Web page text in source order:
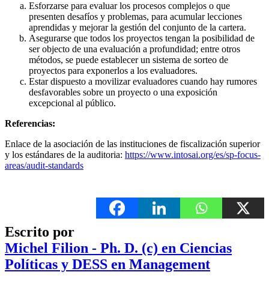
Esforzarse para evaluar los procesos complejos o que
presenten desafíos y problemas, para acumular lecciones
aprendidas y mejorar la gestión del conjunto de la cartera.
Asegurarse que todos los proyectos tengan la posibilidad de
ser objecto de una evaluación a profundidad; entre otros
métodos, se puede establecer un sistema de sorteo de
proyectos para exponerlos a los evaluadores.
Estar dispuesto a movilizar evaluadores cuando hay rumores
desfavorables sobre un proyecto o una exposición
excepcional al público.
Referencias:
Enlace de la asociación de las instituciones de fiscalización superior
y los estándares de la auditoria: https://www.intosai.org/es/sp-focus-
areas/audit-standards
Escrito por
Michel Filion - Ph. D. (c) en Ciencias
Políticas y DESS en Management